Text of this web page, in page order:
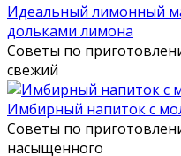
Идеальный лимонный
дольками лимона
Советы по
свежий
Имбирный напиток с
Советы по
насыщенного